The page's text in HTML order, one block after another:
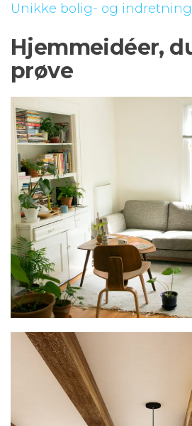
Unikke bolig- og
Hjemmeidéer,
prøve